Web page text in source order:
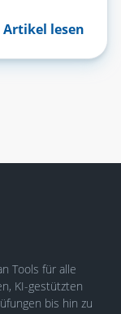
Artikel lesen
Tools für alle
KI-gestützten
bis hin zu